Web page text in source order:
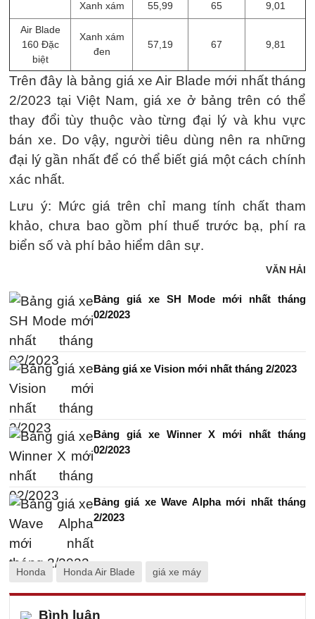
Xanh xám 55,99 65 9,01
Air Blade
160 Đặc
biệt
Xanh xám
đen
57,19 67 9,81
Trên đây là bảng giá xe Air Blade mới nhất tháng
2/2023 tại Việt Nam, giá xe ở bảng trên có thể
thay đổi tùy thuộc vào từng đại lý và khu vực
bán xe. Do vậy, người tiêu dùng nên ra những
đại lý gần nhất để có thể biết giá một cách chính
xác nhất.
Lưu ý: Mức giá trên chỉ mang tính chất tham
khảo, chưa bao gồm phí thuế trước bạ, phí ra
biển số và phí bảo hiểm dân sự.
VĂN HẢI
Bảng giá xe SH Mode mới nhất tháng
02/2023
Bảng giá xe Vision mới nhất tháng 2/2023
Bảng giá xe Winner X mới nhất tháng
02/2023
Bảng giá xe Wave Alpha mới nhất tháng
2/2023
Honda Honda Air Blade giá xe máy
Bình luận